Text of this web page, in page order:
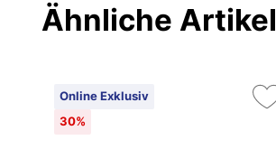
Ähnliche Artikel
Online Exklusiv
30%